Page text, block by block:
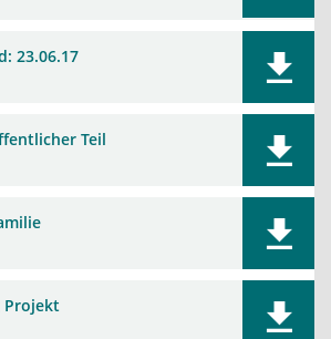
23.06.17
Teil
Projekt